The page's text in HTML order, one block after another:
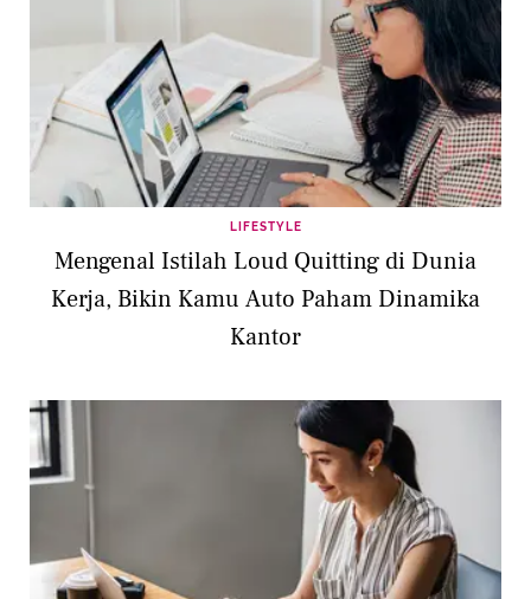
LIFESTYLE
Mengenal Istilah Loud Quitting di Dunia
Kerja, Bikin Kamu Auto Paham Dinamika
Kantor